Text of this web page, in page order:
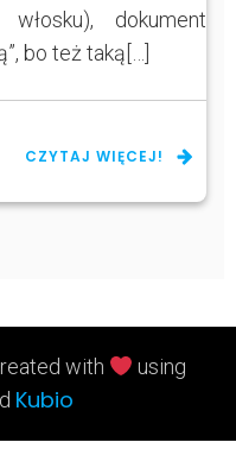
dokument
bo też taką[…]
CZYTAJ WIĘCEJ!
with
using
Kubio